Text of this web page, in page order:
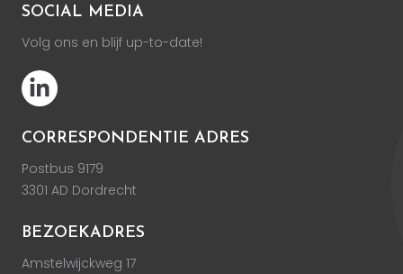
SOCIAL MEDIA
Volg ons en blijf up-to-date!
CORRESPONDENTIE ADRES
Postbus 9179
3301 AD Dordrecht
BEZOEKADRES
Amstelwijckweg 17